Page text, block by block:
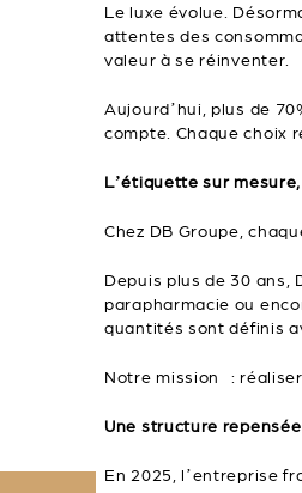
Le luxe évolue.
attentes des
valeur à se réinventer.
Aujourd’hui, plus de
compte. Chaque choix
L’étiquette sur
Chez DB Groupe,
Depuis plus de 30 ans,
parapharmacie ou
quantités sont définis
Notre mission :
Une structure
En 2025, l’entreprise